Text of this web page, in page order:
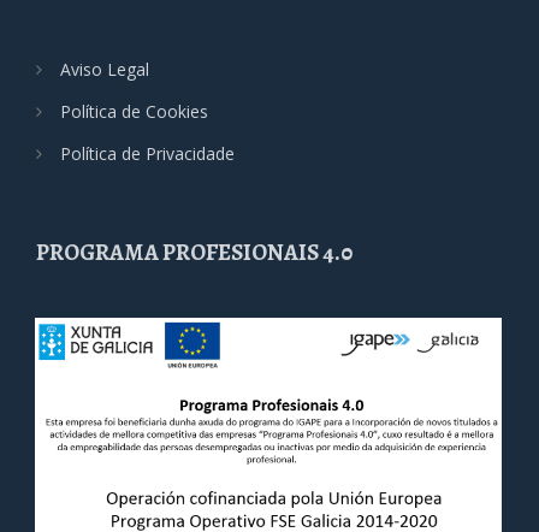
Aviso Legal
Política de Cookies
Política de Privacidade
PROGRAMA PROFESIONAIS 4.0